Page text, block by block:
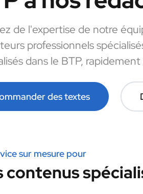
de l'expertise de notre
professionnels
dans le BTP,
des textes
sur mesure pour
contenus